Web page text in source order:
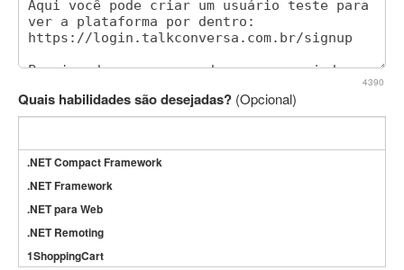
4390
Quais habilidades são desejadas? (Opcional)
.NET Compact Framework
.NET Framework
.NET para Web
.NET Remoting
1ShoppingCart